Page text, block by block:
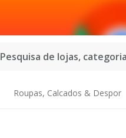
Pesquisa de lojas,
Roupas, Calcados & Despor